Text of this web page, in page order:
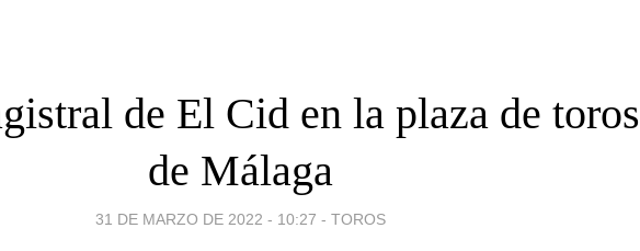
de El Cid en la plaza de toros
de Málaga
31 DE MARZO DE 2022 - 10:27 - TOROS